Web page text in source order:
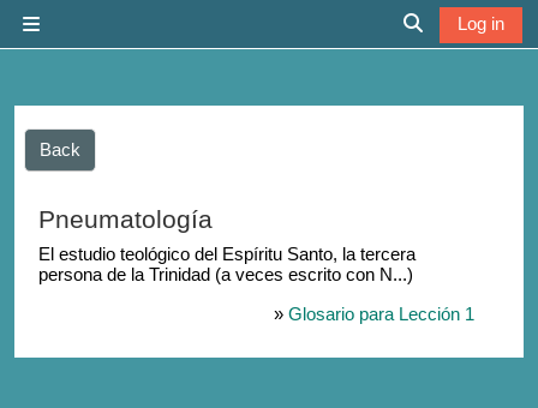
Toggle search
Log in
Back
Pneumatología
El estudio teológico del Espíritu Santo, la tercera
persona de la Trinidad (a veces escrito con N...)
» Glosario para Lección 1